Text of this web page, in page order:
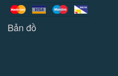
Bản đồ